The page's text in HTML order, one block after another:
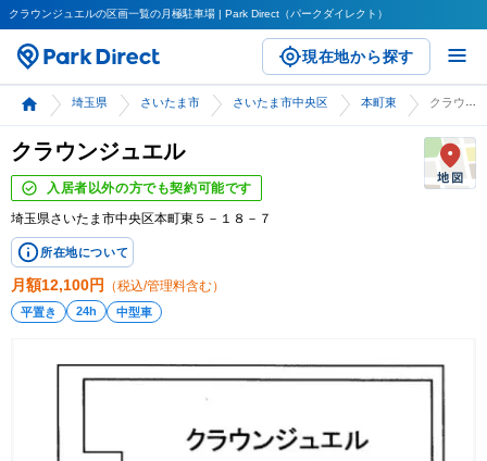
クラウンジュエルの区画一覧の月極駐車場 | Park Direct（パークダイレクト）
現在地から探す
埼玉県 さいたま市 さいたま市中央区 本町東
クラウンジュエル
入居者以外の方でも契約可能です
埼玉県さいたま市中央区本町東５－１８－７
所在地について
月額12,100円 （税込/管理料含む）
平置き 24h 中型車